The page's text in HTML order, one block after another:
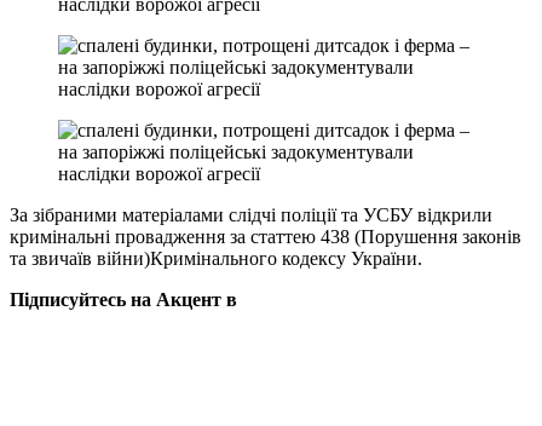
За зібраними матеріалами слідчі поліції та УСБУ відкрили
кримінальні провадження за статтею 438 (Порушення законів
та звичаїв війни)Кримінального кодексу України.
Підписуйтесь на Акцент в